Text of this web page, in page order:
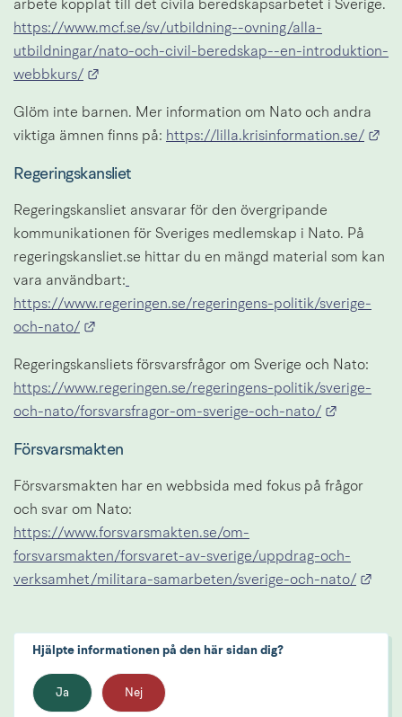
https://www.mcf.se/sv/utbildning--ovning/alla-
utbildningar/nato-och-civil-beredskap--en-introduktion-
webbkurs/
Glöm inte barnen. Mer information om Nato och andra
viktiga ämnen finns på: https://lilla.krisinformation.se/
Regeringskansliet
Regeringskansliet ansvarar för den övergripande
kommunikationen för Sveriges medlemskap i Nato. På
regeringskansliet.se hittar du en mängd material som kan
vara användbart:
https://www.regeringen.se/regeringens-politik/sverige-
och-nato/
https://www.regeringen.se/regeringens-politik/sverige-
och-nato/forsvarsfragor-om-sverige-och-nato/
Försvarsmakten
Försvarsmakten har en webbsida med fokus på frågor
och svar om Nato:
https://www.forsvarsmakten.se/om-
forsvarsmakten/forsvaret-av-sverige/uppdrag-och-
verksamhet/militara-samarbeten/sverige-och-nato/
Hjälpte informationen på den här sidan dig?
Ja Nej